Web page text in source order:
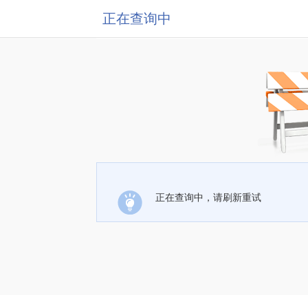
正在查询中
正在查询中，请刷新重试